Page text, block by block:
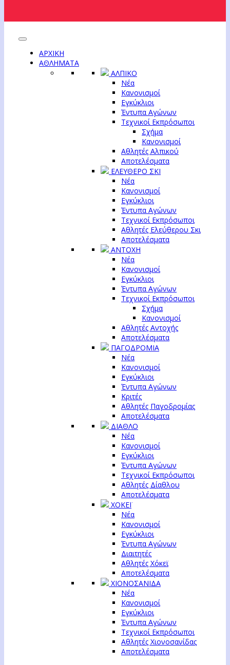
ΑΡΧΙΚΗ
ΑΘΛΗΜΑΤΑ
ΑΛΠΙΚΟ
Νέα
Κανονισμοί
Εγκύκλιοι
Έντυπα Αγώνων
Τεχνικοί Εκπρόσωποι
Σχήμα
Κανονισμοί
Αθλητές Αλπικού
Αποτελέσματα
ΕΛΕΥΘΕΡΟ ΣΚΙ
Νέα
Κανονισμοί
Εγκύκλιοι
Έντυπα Αγώνων
Τεχνικοί Εκπρόσωποι
Αθλητές Ελεύθερου Σκι
Αποτελέσματα
ΑΝΤΟΧΗ
Νέα
Κανονισμοί
Εγκύκλιοι
Έντυπα Αγώνων
Τεχνικοί Εκπρόσωποι
Σχήμα
Κανονισμοί
Αθλητές Αντοχής
Αποτελέσματα
ΠΑΓΟΔΡΟΜΙΑ
Νέα
Κανονισμοί
Εγκύκλιοι
Έντυπα Αγώνων
Κριτές
Αθλητές Παγοδρομίας
Αποτελέσματα
ΔΙΑΘΛΟ
Νέα
Κανονισμοί
Εγκύκλιοι
Έντυπα Αγώνων
Τεχνικοί Εκπρόσωποι
Αθλητές Δίαθλου
Αποτελέσματα
ΧΟΚΕΪ
Νέα
Κανονισμοί
Εγκύκλιοι
Έντυπα Αγώνων
Διαιτητές
Αθλητές Χόκεϊ
Αποτελέσματα
ΧΙΟΝΟΣΑΝΙΔΑ
Νέα
Κανονισμοί
Εγκύκλιοι
Έντυπα Αγώνων
Τεχνικοί Εκπρόσωποι
Αθλητές Χιονοσανίδας
Αποτελέσματα